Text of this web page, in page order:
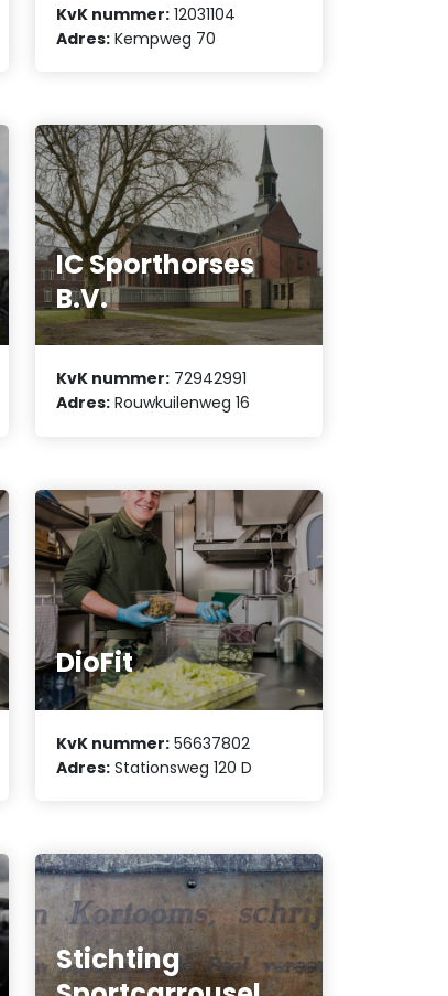
KvK nummer: 12031104
Adres: Kempweg 70
IC Sporthorses
B.V.
KvK nummer: 72942991
Adres: Rouwkuilenweg 16
DioFit
KvK nummer: 56637802
Adres: Stationsweg 120 D
Stichting